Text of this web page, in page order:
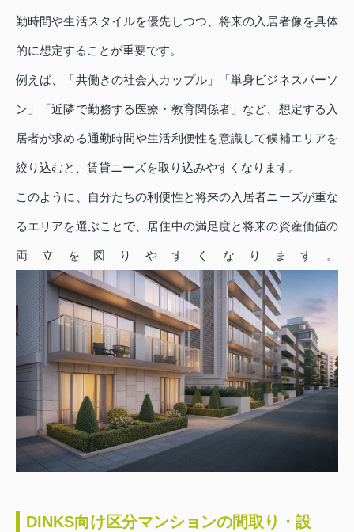
勤時間や生活スタイルを優先しつつ、将来の入居者像を具体
的に想定することが重要です。
例えば、「共働きの社会人カップル」「単身ビジネスパーソ
ン」「近隣で勤務する医療・教育関係者」など、想定する入
居者が求める通勤時間や生活利便性を意識して候補エリアを
絞り込むと、賃貸ニーズを取り込みやすくなります。
このように、自分たちの利便性と将来の入居者ニーズが重な
るエリアを選ぶことで、居住中の満足度と将来の資産価値の
両立を図りやすくなります。
DINKS向け区分マンションの間取り・設